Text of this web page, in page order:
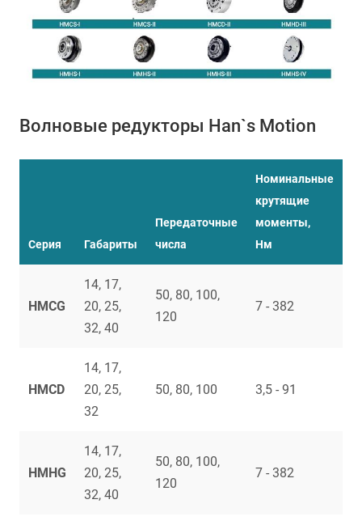
Волновые редукторы Han`s Motion
Серия Габариты
Передаточные
числа
Номинальные
крутящие
моменты,
Нм
HMCG
14, 17,
20, 25,
32, 40
50, 80, 100,
120
7 - 382
HMCD
14, 17,
20, 25,
32
50, 80, 100 3,5 - 91
HMHG
14, 17,
20, 25,
32, 40
50, 80, 100,
120
7 - 382